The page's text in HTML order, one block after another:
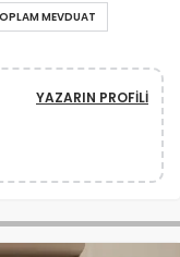
MEVDUAT
YAZARIN PROFILI